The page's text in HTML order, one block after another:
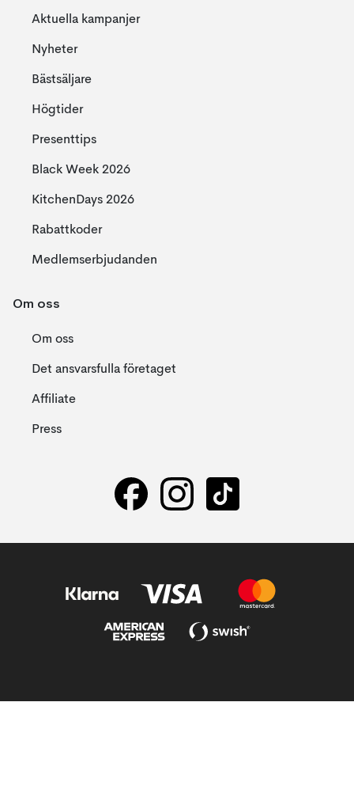
Aktuella kampanjer
Nyheter
Bästsäljare
Högtider
Presenttips
Black Week 2026
KitchenDays 2026
Rabattkoder
Medlemserbjudanden
Om oss
Om oss
Det ansvarsfulla företaget
Affiliate
Press